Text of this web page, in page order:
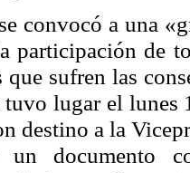
convocó a una
participación de
que sufren las
tuvo lugar el lunes
destino a la
un documento